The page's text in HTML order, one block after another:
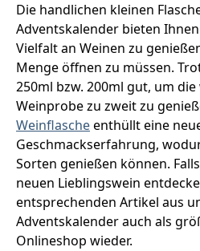
Die handlichen kleinen
Adventskalender bieten
Vielfalt an Weinen zu
Menge öffnen zu müssen.
250ml bzw. 200ml gut, um
Weinprobe zu zweit zu
Weinflascheenthüllt eine
Geschmackserfahrung,
Sorten genießen können.
neuen Lieblingswein
entsprechenden Artikel aus
Adventskalender auch als
Onlineshop wieder.